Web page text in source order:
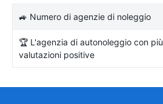
🚙 Numero di agenzie di noleggio
🏆 L'agenzia di autonoleggio con più
valutazioni positive